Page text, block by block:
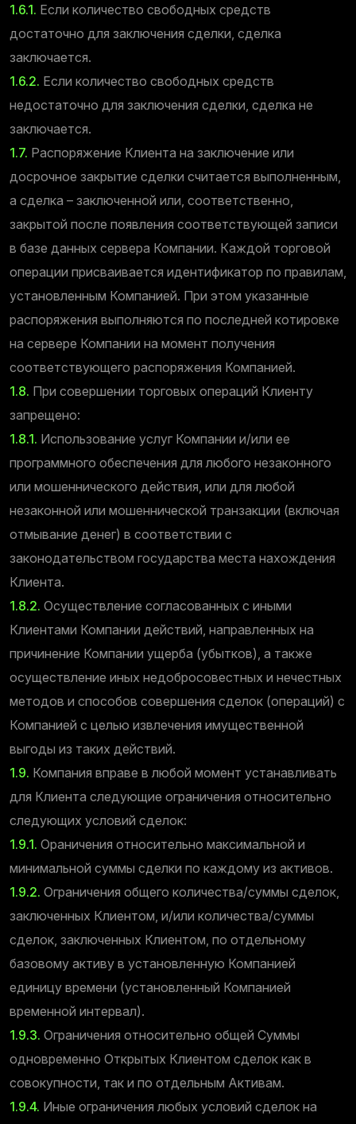
1.6.1. Если количество свободных средств
достаточно для заключения сделки, сделка
заключается.
1.6.2. Если количество свободных средств
недостаточно для заключения сделки, сделка не
заключается.
1.7. Распоряжение Клиента на заключение или
досрочное закрытие сделки считается выполненным,
а сделка – заключенной или, соответственно,
закрытой после появления соответствующей записи
в базе данных сервера Компании. Каждой торговой
операции присваивается идентификатор по правилам,
установленным Компанией. При этом указанные
распоряжения выполняются по последней котировке
на сервере Компании на момент получения
соответствующего распоряжения Компанией.
1.8. При совершении торговых операций Клиенту
запрещено:
1.8.1. Использование услуг Компании и/или ее
программного обеспечения для любого незаконного
или мошеннического действия, или для любой
незаконной или мошеннической транзакции (включая
отмывание денег) в соответствии с
законодательством государства места нахождения
Клиента.
1.8.2. Осуществление согласованных с иными
Клиентами Компании действий, направленных на
причинение Компании ущерба (убытков), а также
осуществление иных недобросовестных и нечестных
методов и способов совершения сделок (операций) с
Компанией с целью извлечения имущественной
выгоды из таких действий.
1.9. Компания вправе в любой момент устанавливать
для Клиента следующие ограничения относительно
следующих условий сделок:
1.9.1. Ораничения относительно максимальной и
минимальной суммы сделки по каждому из активов.
1.9.2. Ограничения общего количества/суммы сделок,
заключенных Клиентом, и/или количества/суммы
сделок, заключенных Клиентом, по отдельному
базовому активу в установленную Компанией
единицу времени (установленный Компанией
временной интервал).
1.9.3. Ограничения относительно общей Суммы
одновременно Открытых Клиентом сделок как в
совокупности, так и по отдельным Активам.
1.9.4. Иные ограничения любых условий сделок на